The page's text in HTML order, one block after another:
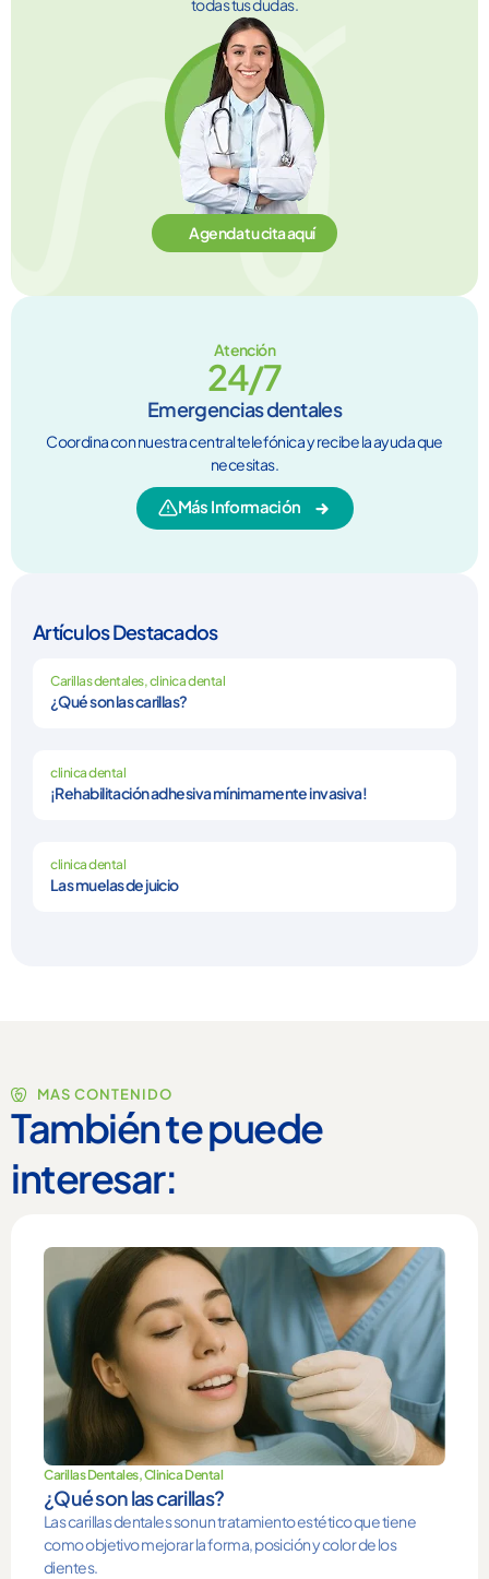
todas tus dudas.
Agenda tu cita aquí
Atención
24/7
Emergencias dentales
Coordina con nuestra central telefónica y recibe la ayuda que
necesitas.
Más Información
Artículos Destacados
Carillas dentales,clinica dental
¿Qué son las carillas?
clinica dental
¡Rehabilitación adhesiva mínimamente invasiva!
clinica dental
Las muelas de juicio
MAS CONTENIDO
También te puede
interesar:
Carillas Dentales,Clinica Dental
¿Qué son las carillas?
Las carillas dentales son un tratamiento estético que tiene
como objetivo mejorar la forma, posición y color de los
dientes.